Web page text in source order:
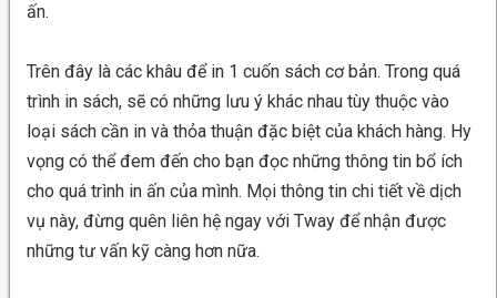
ấn.
Trên đây là các khâu để in 1 cuốn sách cơ bản. Trong quá
trình in sách, sẽ có những lưu ý khác nhau tùy thuộc vào
loại sách cần in và thỏa thuận đặc biệt của khách hàng. Hy
vọng có thể đem đến cho bạn đọc những thông tin bổ ích
cho quá trình in ấn của mình. Mọi thông tin chi tiết về dịch
vụ này, đừng quên liên hệ ngay với Tway để nhận được
những tư vấn kỹ càng hơn nữa.